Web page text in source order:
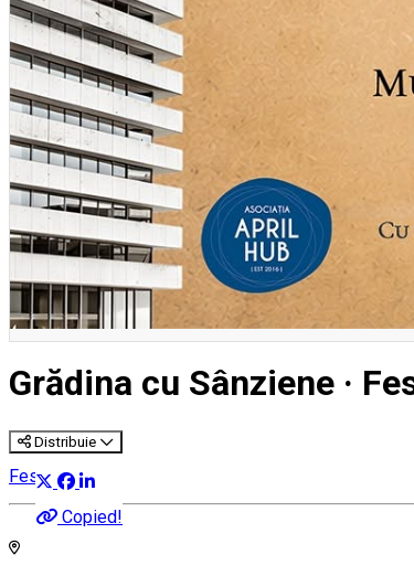
Grădina cu Sânziene ·
Distribuie
Copied!
Festival